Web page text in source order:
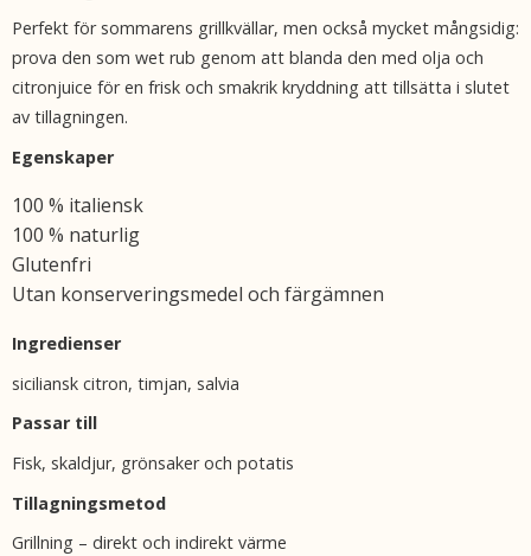
Perfekt för sommarens grillkvällar, men också mycket mångsidig:
prova den som wet rub genom att blanda den med olja och
citronjuice för en frisk och smakrik kryddning att tillsätta i slutet
av tillagningen.
Egenskaper
100 % italiensk
100 % naturlig
Glutenfri
Utan konserveringsmedel och färgämnen
Ingredienser
siciliansk citron, timjan, salvia
Passar till
Fisk, skaldjur, grönsaker och potatis
Tillagningsmetod
Grillning – direkt och indirekt värme